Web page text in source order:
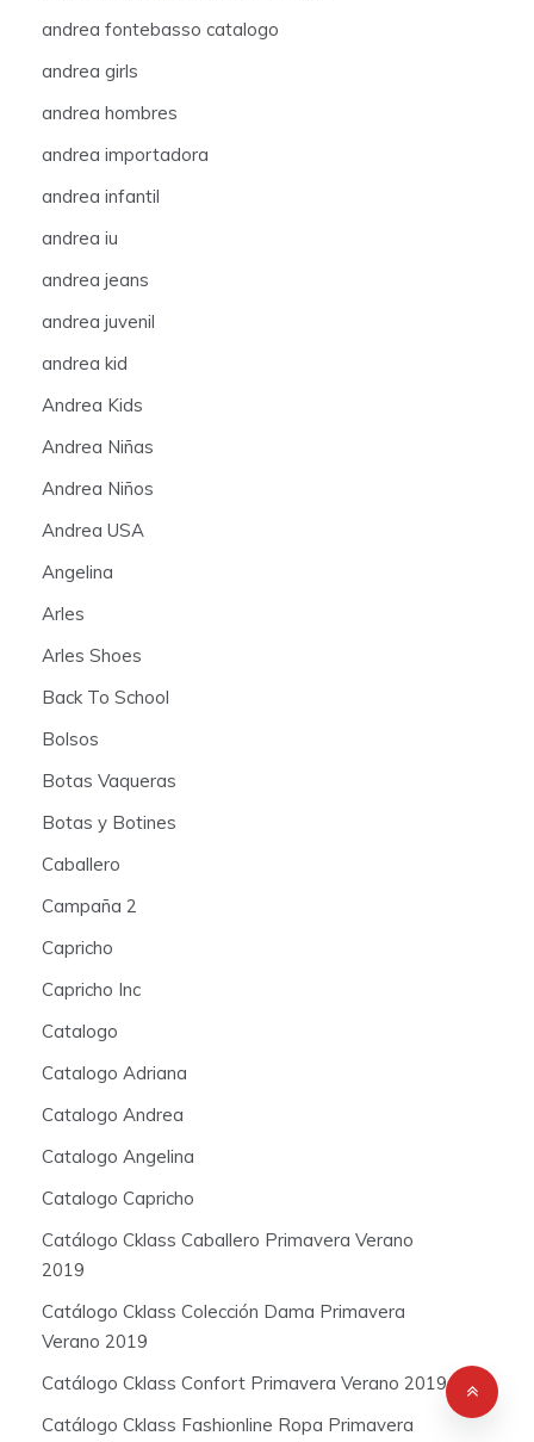
andrea fontebasso catalogo
andrea girls
andrea hombres
andrea importadora
andrea infantil
andrea iu
andrea jeans
andrea juvenil
andrea kid
Andrea Kids
Andrea Niñas
Andrea Niños
Andrea USA
Angelina
Arles
Arles Shoes
Back To School
Bolsos
Botas Vaqueras
Botas y Botines
Caballero
Campaña 2
Capricho
Capricho Inc
Catalogo
Catalogo Adriana
Catalogo Andrea
Catalogo Angelina
Catalogo Capricho
Catálogo Cklass Caballero Primavera Verano
2019
Catálogo Cklass Colección Dama Primavera
Verano 2019
Catálogo Cklass Confort Primavera Verano 2019
Catálogo Cklass Fashionline Ropa Primavera